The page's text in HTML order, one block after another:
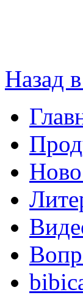
Назад